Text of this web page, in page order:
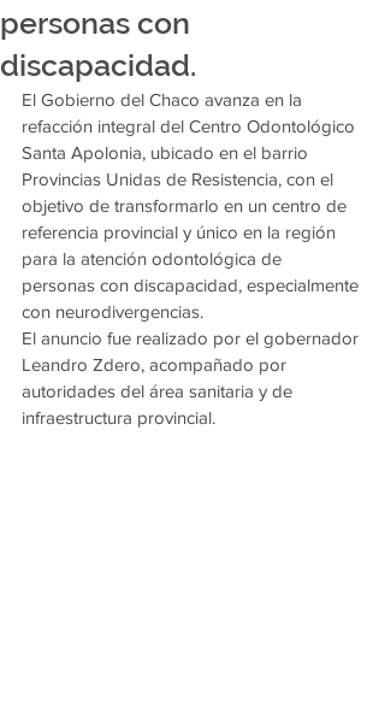
personas con
discapacidad.
El Gobierno del Chaco avanza en la
refacción integral del Centro Odontológico
Santa Apolonia, ubicado en el barrio
Provincias Unidas de Resistencia, con el
objetivo de transformarlo en un centro de
referencia provincial y único en la región
para la atención odontológica de
personas con discapacidad, especialmente
con neurodivergencias.
El anuncio fue realizado por el gobernador
Leandro Zdero, acompañado por
autoridades del área sanitaria y de
infraestructura provincial.